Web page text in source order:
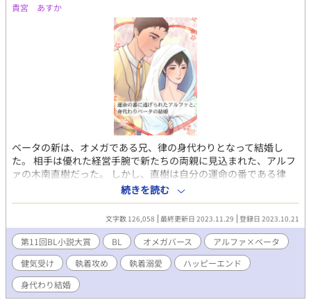
貴宮 あすか
ベータの新は、オメガである兄、律の身代わりとなって結婚し
た。 相手は優れた経営手腕で新たちの両親に見込まれた、アルフ
ァの木南直樹だった。 しかし、直樹は自分の運命の番である律
が、他のアルファと駆け落ちするのを手助けした新を、律の身代
わりにすると言って組み敷き、何もかも初めての新を律の名前を
呼びながら抱いた。それでも新は幸せだった。新にとって木南直
樹は少年の頃に初めての恋をした相手だったから。 アルファ×ベ
ータの身代わり結婚ものです。
続きを読む
文字数 126,058 最終更新日 2023.11.29 登録日 2023.10.21
第11回BL小説大賞 BL オメガバース
アルファ×ベータ
健気受け
執着攻め 執着溺愛
ハッピーエンド
身代わり結婚